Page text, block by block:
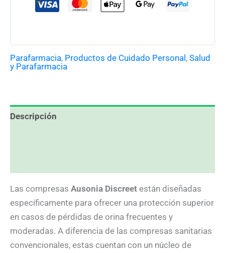
Parafarmacia, Productos de Cuidado Personal, Salud
y Parafarmacia
Descripción
Las compresas Ausonia Discreet están diseñadas
específicamente para ofrecer una protección superior
en casos de pérdidas de orina frecuentes y
moderadas. A diferencia de las compresas sanitarias
convencionales, estas cuentan con un núcleo de